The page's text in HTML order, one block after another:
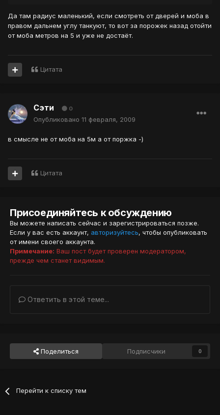
Да там радиус маленький, если смотреть от дверей и моба в
правом дальнем углу танкуют, то вот за порожек назад отойти
от моба метров на 5 и уже не достаёт.
Цитата
Сэти 0
Опубликовано 11 февраля, 2009
в смысле не от моба на 5м а от поржка -)
Цитата
Присоединяйтесь к обсуждению
Вы можете написать сейчас и зарегистрироваться позже.
Если у вас есть аккаунт, авторизуйтесь, чтобы опубликовать
от имени своего аккаунта.
Примечание: Ваш пост будет проверен модератором,
прежде чем станет видимым.
Ответить в этой теме...
Поделиться Подписчики 0
Перейти к списку тем